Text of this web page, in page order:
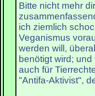
Bitte nicht mehr
ich ziemlich
Veganismus
werden will,
benötigt wird;
auch für
"Antifa-Aktivist",